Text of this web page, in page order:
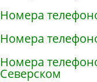
Номера
Номера
Номера
Северском